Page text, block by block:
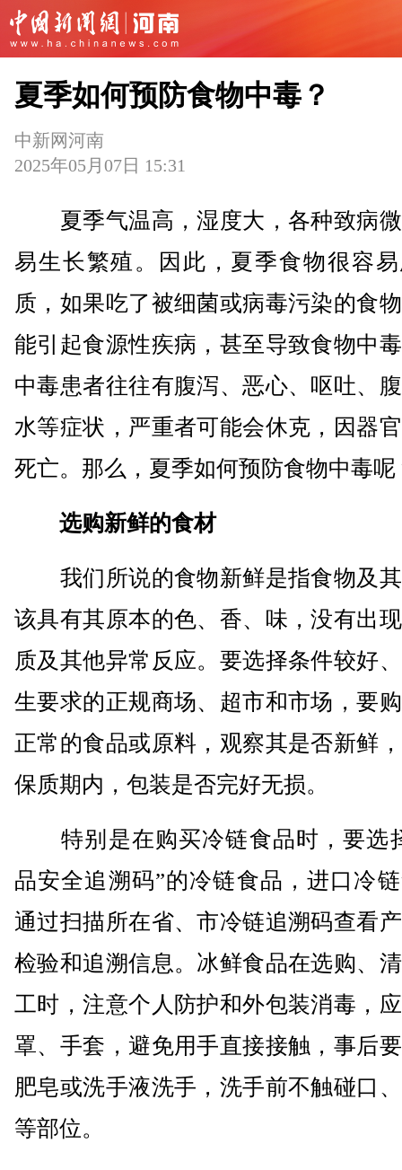
夏季如何预防食物中毒？
中新网河南
2025年05月07日 15:31
夏季气温高，湿度大，各种致病
易生长繁殖。因此，夏季食物很容
质，如果吃了被细菌或病毒污染的食
能引起食源性疾病，甚至导致食物中
中毒患者往往有腹泻、恶心、呕吐、
水等症状，严重者可能会休克，因器
死亡。那么，夏季如何预防食物中毒呢
选购新鲜的食材
我们所说的食物新鲜是指食物及
该具有其原本的色、香、味，没有出
质及其他异常反应。要选择条件较好
生要求的正规商场、超市和市场，要
正常的食品或原料，观察其是否新鲜
保质期内，包装是否完好无损。
特别是在购买冷链食品时，要选
品安全追溯码”的冷链食品，进口冷
通过扫描所在省、市冷链追溯码查看
检验和追溯信息。冰鲜食品在选购、
工时，注意个人防护和外包装消毒，
罩、手套，避免用手直接接触，事后
肥皂或洗手液洗手，洗手前不触碰口
等部位。